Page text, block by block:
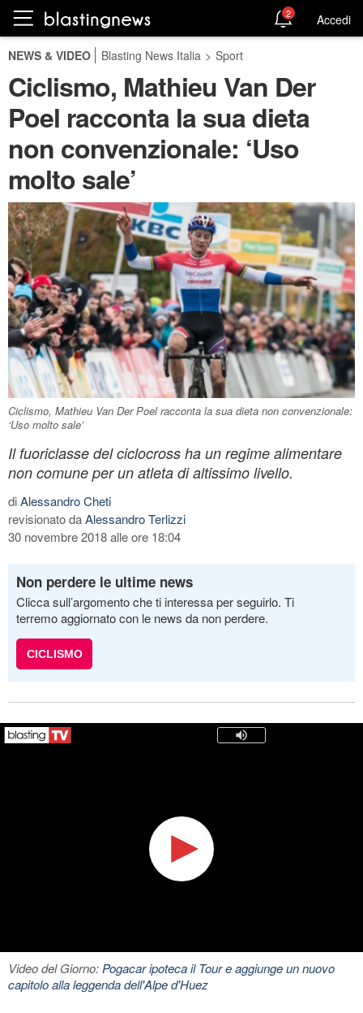
2 Accedi
NEWS & VIDEO Blasting News Italia > Sport
Ciclismo, Mathieu Van Der
Poel racconta la sua dieta
non convenzionale: ‘Uso
molto sale’
Ciclismo, Mathieu Van Der Poel racconta la sua dieta non convenzionale:
‘Uso molto sale’
Il fuoriclasse del ciclocross ha un regime alimentare
non comune per un atleta di altissimo livello.
diAlessandro Cheti
revisionato daAlessandro Terlizzi
30 novembre 2018 alle ore 18:04
Non perdere le ultime news
Clicca sull’argomento che ti interessa per seguirlo. Ti
terremo aggiornato con le news da non perdere.
CICLISMO
Video del Giorno:Pogacar ipoteca il Tour e aggiunge un nuovo
capitolo alla leggenda dell'Alpe d'Huez